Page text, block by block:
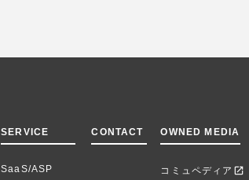
SERVICE
SaaS/ASP
CONTACT OWNED MEDIA
コミュペディア open_in_new